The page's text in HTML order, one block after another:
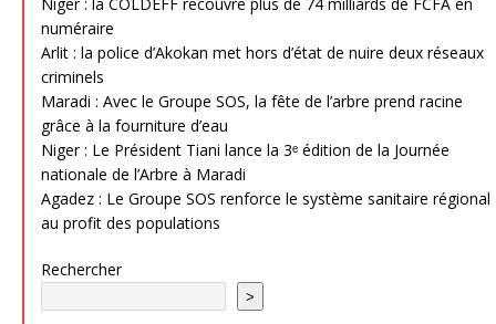
Niger : la COLDEFF recouvre plus de 74 milliards de FCFA en
numéraire
Arlit : la police d’Akokan met hors d’état de nuire deux réseaux
criminels
Maradi : Avec le Groupe SOS, la fête de l’arbre prend racine
grâce à la fourniture d’eau
Niger : Le Président Tiani lance la 3ᵉ édition de la Journée
nationale de l’Arbre à Maradi
Agadez : Le Groupe SOS renforce le système sanitaire régional
au profit des populations
Rechercher
>